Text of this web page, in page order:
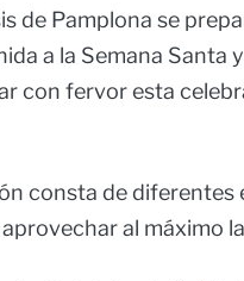
de Pamplona se
a la Semana Santa
con fervor esta
consta de
al máximo